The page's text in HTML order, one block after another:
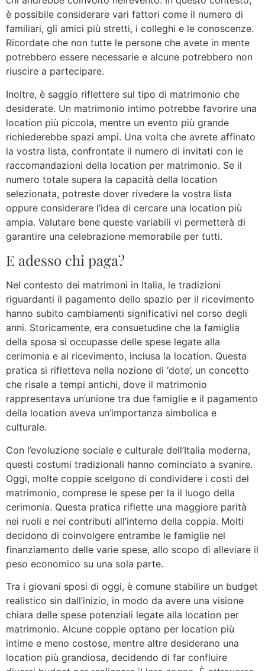
è possibile considerare vari fattori come il numero di
familiari, gli amici più stretti, i colleghi e le conoscenze.
Ricordate che non tutte le persone che avete in mente
potrebbero essere necessarie e alcune potrebbero non
riuscire a partecipare.
Inoltre, è saggio riflettere sul tipo di matrimonio che
desiderate. Un matrimonio intimo potrebbe favorire una
location più piccola, mentre un evento più grande
richiederebbe spazi ampi. Una volta che avrete affinato
la vostra lista, confrontate il numero di invitati con le
raccomandazioni della location per matrimonio. Se il
numero totale supera la capacità della location
selezionata, potreste dover rivedere la vostra lista
oppure considerare l’idea di cercare una location più
ampia. Valutare bene queste variabili vi permetterà di
garantire una celebrazione memorabile per tutti.
E adesso chi paga?
Nel contesto dei matrimoni in Italia, le tradizioni
riguardanti il pagamento dello spazio per il ricevimento
hanno subito cambiamenti significativi nel corso degli
anni. Storicamente, era consuetudine che la famiglia
della sposa si occupasse delle spese legate alla
cerimonia e al ricevimento, inclusa la location. Questa
pratica si rifletteva nella nozione di ‘dote’, un concetto
che risale a tempi antichi, dove il matrimonio
rappresentava un’unione tra due famiglie e il pagamento
della location aveva un’importanza simbolica e
culturale.
Con l’evoluzione sociale e culturale dell’Italia moderna,
questi costumi tradizionali hanno cominciato a svanire.
Oggi, molte coppie scelgono di condividere i costi del
matrimonio, comprese le spese per la il luogo della
cerimonia. Questa pratica riflette una maggiore parità
nei ruoli e nei contributi all’interno della coppia. Molti
decidono di coinvolgere entrambe le famiglie nel
finanziamento delle varie spese, allo scopo di alleviare il
peso economico su una sola parte.
Tra i giovani sposi di oggi, è comune stabilire un budget
realistico sin dall’inizio, in modo da avere una visione
chiara delle spese potenziali legate alla location per
matrimonio. Alcune coppie optano per location più
intime e meno costose, mentre altre desiderano una
location più grandiosa, decidendo di far confluire